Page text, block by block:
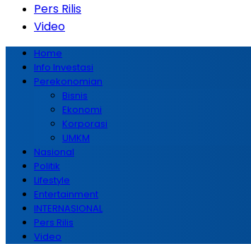
Pers Rilis
Video
Home
Info Investasi
Perekonomian
Bisnis
Ekonomi
Korporasi
UMKM
Nasional
Politik
Lifestyle
Entertainment
INTERNASIONAL
Pers Rilis
Video